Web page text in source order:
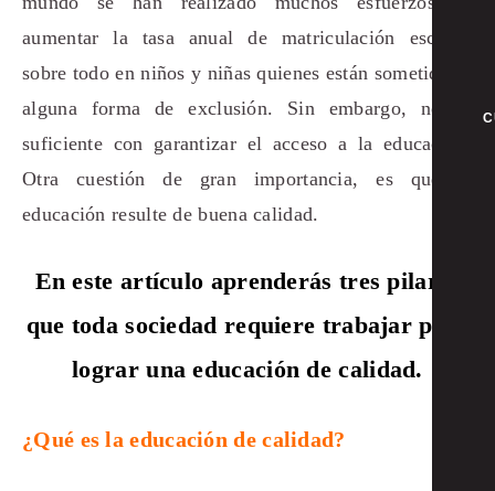
aumentar la tasa anual de matriculación escolar,
sobre todo en niños y niñas quienes están sometidos a
alguna forma de exclusión. Sin embargo, no es
suficiente con garantizar el acceso a la educación.
Otra cuestión de gran importancia, es que la
educación resulte de buena calidad.
En este artículo aprenderás tres pilares
que toda sociedad requiere trabajar para
lograr una educación de calidad.
¿Qué es la educación de calidad?